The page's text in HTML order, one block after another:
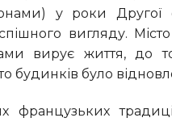
у роки Другої
вигляду.
вирує життя, до
будинків було